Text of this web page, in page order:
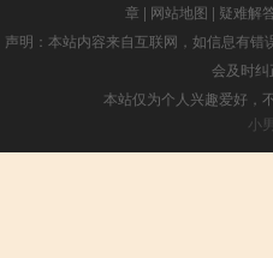
章 | 网站地图 | 疑难解
声明：本站内容来自互联网，如信息有
会及时
本站仅为个人兴趣爱好，
小